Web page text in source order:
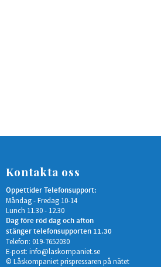
Kontakta oss
Öppettider Telefonsupport:
Måndag - Fredag 10-14
Lunch 11.30 - 12.30
Dag före röd dag och afton
stänger telefonsupporten 11.30
Telefon: 019-7652030
E-post: info@laskompaniet.se
© Låskompaniet prispressaren på nätet